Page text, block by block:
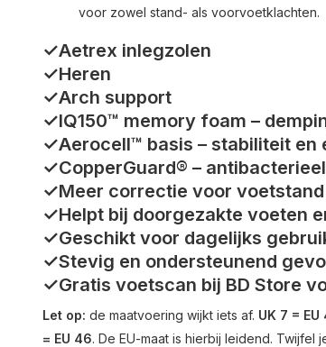
voor zowel stand- als voorvoetklachten.
✓Aetrex inlegzolen
✓Heren
✓Arch support
✓IQ150™ memory foam –
✓Aerocell™ basis – stabiliteit en
✓CopperGuard® –
✓Meer correctie voor
✓Helpt bij doorgezakte voeten
✓Geschikt voor dagelijks
✓Stevig en ondersteunend
✓Gratis voetscan bij BD Store
Let op: de maatvoering wijkt iets af. UK 7 = EU
= EU 46. De EU-maat is hierbij leidend. Twijfel